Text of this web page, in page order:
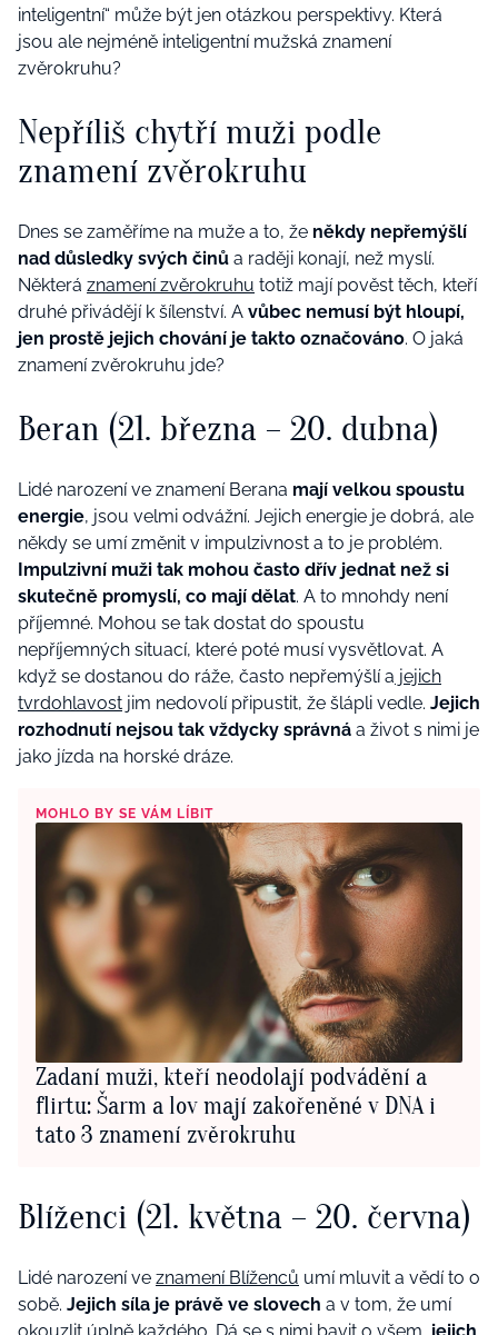
inteligentní“ může být jen otázkou perspektivy. Která
jsou ale nejméně inteligentní mužská znamení
zvěrokruhu?
Nepříliš chytří muži podle
znamení zvěrokruhu
Dnes se zaměříme na muže a to, že někdy nepřemýšlí
nad důsledky svých činů a raději konají, než myslí.
Některá znamení zvěrokruhu totiž mají pověst těch, kteří
druhé přivádějí k šílenství. A vůbec nemusí být hloupí,
jen prostě jejich chování je takto označováno. O jaká
znamení zvěrokruhu jde?
Beran (21. března – 20. dubna)
Lidé narození ve znamení Berana mají velkou spoustu
energie, jsou velmi odvážní. Jejich energie je dobrá, ale
někdy se umí změnit v impulzivnost a to je problém.
Impulzivní muži tak mohou často dřív jednat než si
skutečně promyslí, co mají dělat. A to mnohdy není
příjemné. Mohou se tak dostat do spoustu
nepříjemných situací, které poté musí vysvětlovat. A
když se dostanou do ráže, často nepřemýšlí a jejich
tvrdohlavost jim nedovolí připustit, že šlápli vedle. Jejich
rozhodnutí nejsou tak vždycky správná a život s nimi je
jako jízda na horské dráze.
MOHLO BY SE VÁM LÍBIT
Zadaní muži, kteří neodolají podvádění a
flirtu: Šarm a lov mají zakořeněné v DNA i
tato 3 znamení zvěrokruhu
Blíženci (21. května – 20. června)
Lidé narození ve znamení Blíženců umí mluvit a vědí to o
sobě. Jejich síla je právě ve slovech a v tom, že umí